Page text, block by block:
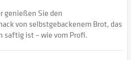
genießen Sie den
von selbstgebackenem Brot, das
saftig ist – wie vom Profi.